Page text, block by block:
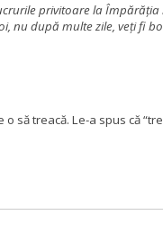
privitoare la Împărăţia
nu după multe zile, veţi fi
o să treacă. Le-a spus că